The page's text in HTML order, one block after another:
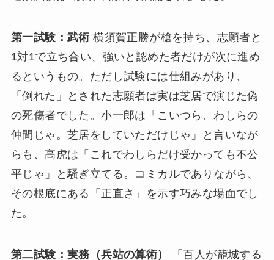
第一試験：武術 横須賀正勝が槍を持ち、志願者と
1対1で立ち合い、強いと認めた者だけが次に進め
るというもの。ただし試験には仕組みがあり、
「倒れた」とされた志願者は実は芝居で演じた偽
の死傷者でした。小一郎は「こいつら、わしらの
仲間じゃ。芝居をしていただけじゃ」と言いなが
らも、高虎は「これでわしらだけ受かっても不公
平じゃ」と騒ぎ立てる。コミカルでありながら、
その根底にある「正直さ」を示す巧みな場面でし
た。
第二試験：実務（兵站の算術）
「百人が籠城する